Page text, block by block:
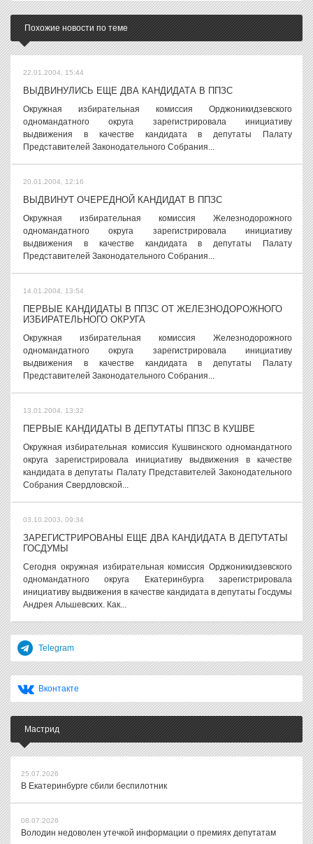
Похожие новости по теме
22.01.2004, 15:44
ВЫДВИНУЛИСЬ ЕЩЕ ДВА КАНДИДАТА В ППЗС
Окружная избирательная комиссия Орджоникидзевского
одномандатного округа зарегистрировала инициативу
выдвижения в качестве кандидата в депутаты Палату
Представителей Законодательного Собрания...
20.01.2004, 12:16
ВЫДВИНУТ ОЧЕРЕДНОЙ КАНДИДАТ В ППЗС
Окружная избирательная комиссия Железнодорожного
одномандатного округа зарегистрировала инициативу
выдвижения в качестве кандидата в депутаты Палату
Представителей Законодательного Собрания...
14.01.2004, 13:54
ПЕРВЫЕ КАНДИДАТЫ В ППЗС ОТ ЖЕЛЕЗНОДОРОЖНОГО
ИЗБИРАТЕЛЬНОГО ОКРУГА
Окружная избирательная комиссия Железнодорожного
одномандатного округа зарегистрировала инициативу
выдвижения в качестве кандидата в депутаты Палату
Представителей Законодательного Собрания...
13.01.2004, 13:32
ПЕРВЫЕ КАНДИДАТЫ В ДЕПУТАТЫ ППЗС В КУШВЕ
Окружная избирательная комиссия Кушвинского одномандатного
округа зарегистрировала инициативу выдвижения в качестве
кандидата в депутаты Палату Представителей Законодательного
Собрания Свердловской...
03.10.2003, 09:34
ЗАРЕГИСТРИРОВАНЫ ЕЩЕ ДВА КАНДИДАТА В ДЕПУТАТЫ
ГОСДУМЫ
Сегодня окружная избирательная комиссия Орджоникидзевского
одномандатного округа Екатеринбурга зарегистрировала
инициативу выдвижения в качестве кандидата в депутаты Госдумы
Андрея Альшевских. Как...
Telegram
Вконтакте
Мастрид
25.07.2026
В Екатеринбурге сбили беспилотник
08.07.2026
Володин недоволен утечкой информации о премиях депутатам